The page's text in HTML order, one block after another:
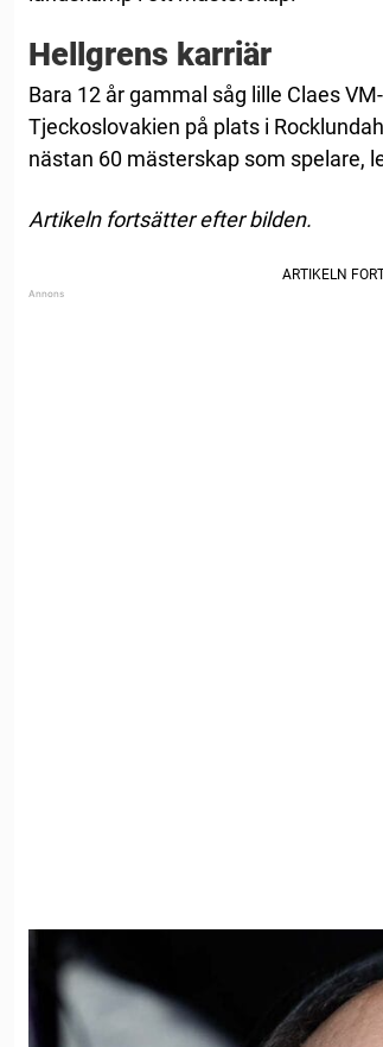
Hellgrens karriär
Bara 12 år gammal såg lille Claes
Tjeckoslovakien på plats i
nästan 60 mästerskap som spelare,
Artikeln fortsätter efter bilden.